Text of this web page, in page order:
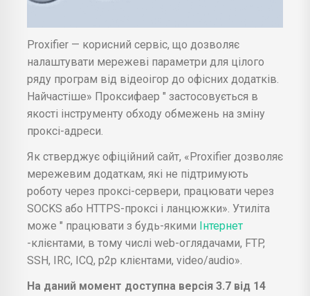
Proxifier — корисний сервіс, що дозволяє
налаштувати мережеві параметри для цілого
ряду програм від відеоігор до офісних додатків.
Найчастіше» Проксифаер " застосовується в
якості інструменту обходу обмежень на зміну
проксі-адреси.
Як стверджує офіційний сайт, «Proxifier дозволяє
мережевим додаткам, які не підтримують
роботу через проксі-сервери, працювати через
SOCKS або HTTPS-проксі і ланцюжки». Утиліта
може " працювати з будь-якими Інтернет
-клієнтами, в тому числі web-оглядачами, FTP,
SSH, IRC, ICQ, p2p клієнтами, video/audio».
На даний момент доступна версія 3.7 від 14